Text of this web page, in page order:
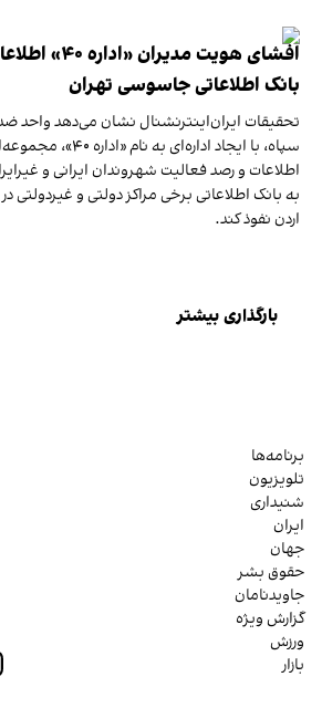
افشای هویت
بانک اطلاعاتی جاسوسی تهران
تحقیقات ایران‌اینترنشنال نشان می‌دهد واحد
سپاه، با ایجاد اداره‌ای
اطلاعات و رصد فعالیت شهروندان ایرانی و
به بانک اطلاعاتی برخی مراکز دولتی و غیردولتی
اردن نفوذ کند.
بارگذاری بیشتر
برنامه‌ها
تلویزیون
شنیداری
ایران
جهان
حقوق بشر
جاویدنامان
گزارش ویژه
ورزش
بازار